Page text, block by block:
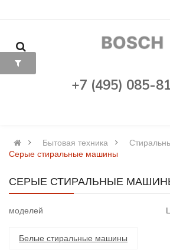
+7 (495) 085-
Бытовая техника
Серые стиральные машины
СЕРЫЕ СТИРАЛЬНЫЕ МАШИНЫ
моделей
Белые стиральные машины